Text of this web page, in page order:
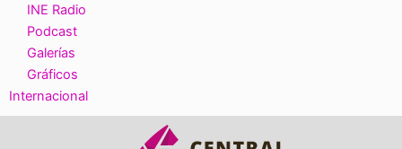
INE Radio
Podcast
Galerías
Gráficos
Internacional